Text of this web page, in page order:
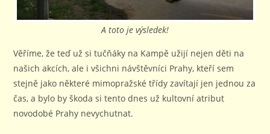
A toto je výsledek!
Věříme, že teď už si tučňáky na Kampě užijí nejen děti na
našich akcích, ale i všichni návštěvníci Prahy, kteří sem
stejně jako některé mimopražské třídy zavítají jen jednou za
čas, a bylo by škoda si tento dnes už kultovní atribut
novodobé Prahy nevychutnat.